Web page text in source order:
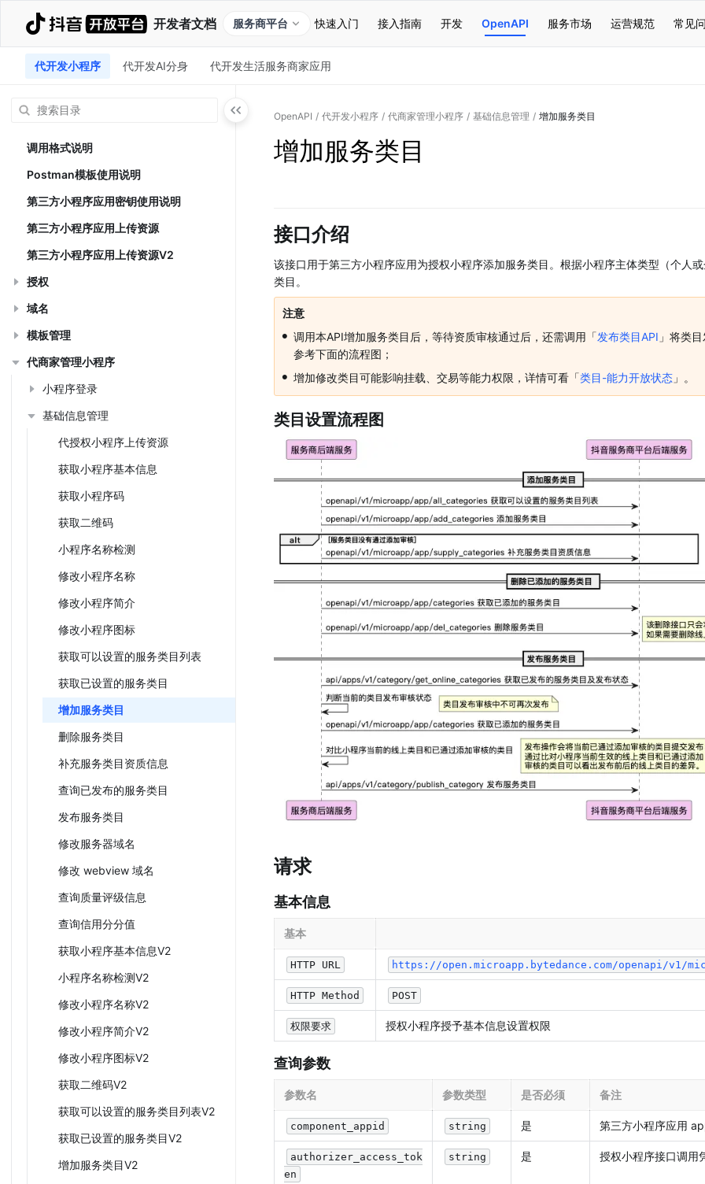
开发者文档 服务商平台 快速入门 接入指南 开发 OpenAPI 服务市场 运营规范 常见
代开发小程序 代开发AI分身 代开发生活服务商家应用
调用格式说明
Postman模板使用说明
第三方小程序应用密钥使用说明
第三方小程序应用上传资源
第三方小程序应用上传资源V2
授权
域名
模板管理
代商家管理小程序
小程序登录
基础信息管理
代授权小程序上传资源
获取小程序基本信息
获取小程序码
获取二维码
小程序名称检测
修改小程序名称
修改小程序简介
修改小程序图标
获取可以设置的服务类目列表
获取已设置的服务类目
增加服务类目
删除服务类目
补充服务类目资质信息
查询已发布的服务类目
发布服务类目
修改服务器域名
修改 webview 域名
查询质量评级信息
查询信用分分值
获取小程序基本信息V2
小程序名称检测V2
修改小程序名称V2
修改小程序简介V2
修改小程序图标V2
获取二维码V2
获取可以设置的服务类目列表V2
获取已设置的服务类目V2
增加服务类目V2
OpenAPI / 代开发小程序 / 代商家管理小程序 / 基础信息管理 / 增加服务类目
增加服务类目
接口介绍
该接口用于第三方小程序应用为授权小程序添加服务类目。根据小程序主体类型（个人
类目。
注意
• 调用本API增加服务类目后，等待资质审核通过后，还需调用「发布类目API 」将类
参考下面的流程图；
• 增加修改类目可能影响挂载、交易等能力权限，详情可看「类目-能力开放状态 」。
类目设置流程图
请求
基本信息
基本
HTTP URL https://open.microapp.bytedance.com/openapi/v1/
HTTP Method POST
权限要求 授权小程序授予基本信息设置权限
查询参数
参数名 参数类型 是否必须 备注
component_appid string 是 第三方小程序应用
authorizer_access_tok
en
string 是 授权小程序接口调用